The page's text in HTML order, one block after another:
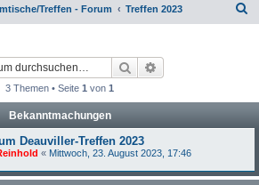
Treffen - Forum Treffen 2023
Suche
3 Themen • Seite 1 von 1
Bekanntmachungen
Deauviller-Treffen 2023
« Mittwoch, 23. August 2023, 17:46